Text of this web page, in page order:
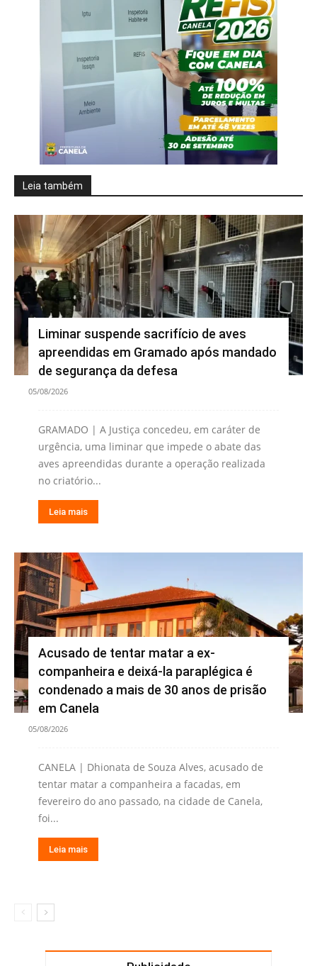
Leia também
Liminar suspende sacrifício de aves
apreendidas em Gramado após mandado
de segurança da defesa
05/08/2026
GRAMADO | A Justiça concedeu, em caráter de
urgência, uma liminar que impede o abate das
aves apreendidas durante a operação realizada
no criatório...
Leia mais
Acusado de tentar matar a ex-
companheira e deixá-la paraplégica é
condenado a mais de 30 anos de prisão
em Canela
05/08/2026
CANELA | Dhionata de Souza Alves, acusado de
tentar matar a companheira a facadas, em
fevereiro do ano passado, na cidade de Canela,
foi...
Leia mais